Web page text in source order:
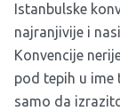
Istanbulske
najranjivije i
Konvencije
pod tepih u ime
samo da